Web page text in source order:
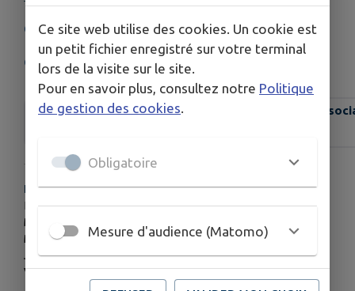
🟡 Facebook : AGF Benfeld
🟢 Instagram : csf_agf_benfeld
Association Générale des Familles - A.G.F. Centre
HORAIRES
Lundi 14h à 17h
Mardi 9h30 à 12h
Mercredi 9h30 à 12h et 14h à 17h
Jeudi 9h30 à 12h
Vendredi 14h à 17h
Ce site web utilise des cookies. Un cookie est
un petit fichier enregistré sur votre terminal
lors de la visite sur le site.
Pour en savoir plus, consultez notre Politique
de gestion des cookies.
Obligatoire
Mesure d'audience (Matomo)